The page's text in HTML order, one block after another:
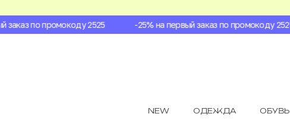
по промокоду 2525 -25% на первый заказ по промокоду 2525
NEW ОДЕЖДА ОБУВЬ